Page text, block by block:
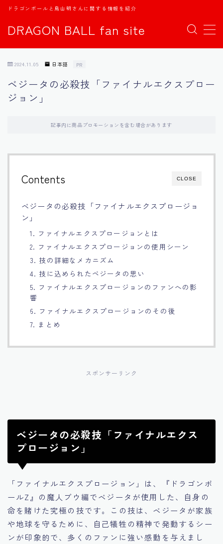
DRAGON BALL fan site
ドラゴンボールと鳥山明さんに関する情報を紹介
MENU
日本語
中文
Español
اللغة العربية
Français
Bahasa Indonesia
Português
2024.11.05 日本語 PR
ベジータの必殺技「ファイナルエクスプロー
ジョン」
記事内に商品プロモーションを含む場合があります
CLOSE
Contents
ベジータの必殺技「ファイナルエクスプロージョ
ン」
1. ファイナルエクスプロージョンとは
2. ファイナルエクスプロージョンの使用シーン
3. 技の詳細なメカニズム
4. 技に込められたベジータの思い
5. ファイナルエクスプロージョンのファンへの影
響
6. ファイナルエクスプロージョンのその後
7. まとめ
スポンサーリンク
ベジータの必殺技「ファイナルエクス
プロージョン」
「ファイナルエクスプロージョン」は、『ドラゴンボ
ールZ』の魔人ブウ編でベジータが使用した、自身の
命を賭けた究極の技です。この技は、ベジータが家族
や地球を守るために、自己犠牲の精神で発動するシー
ンが印象的で、多くのファンに強い感動を与えまし